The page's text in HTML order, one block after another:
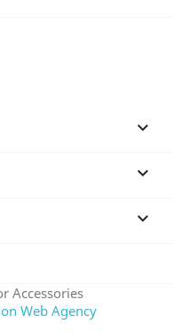



Accessories
Web Agency